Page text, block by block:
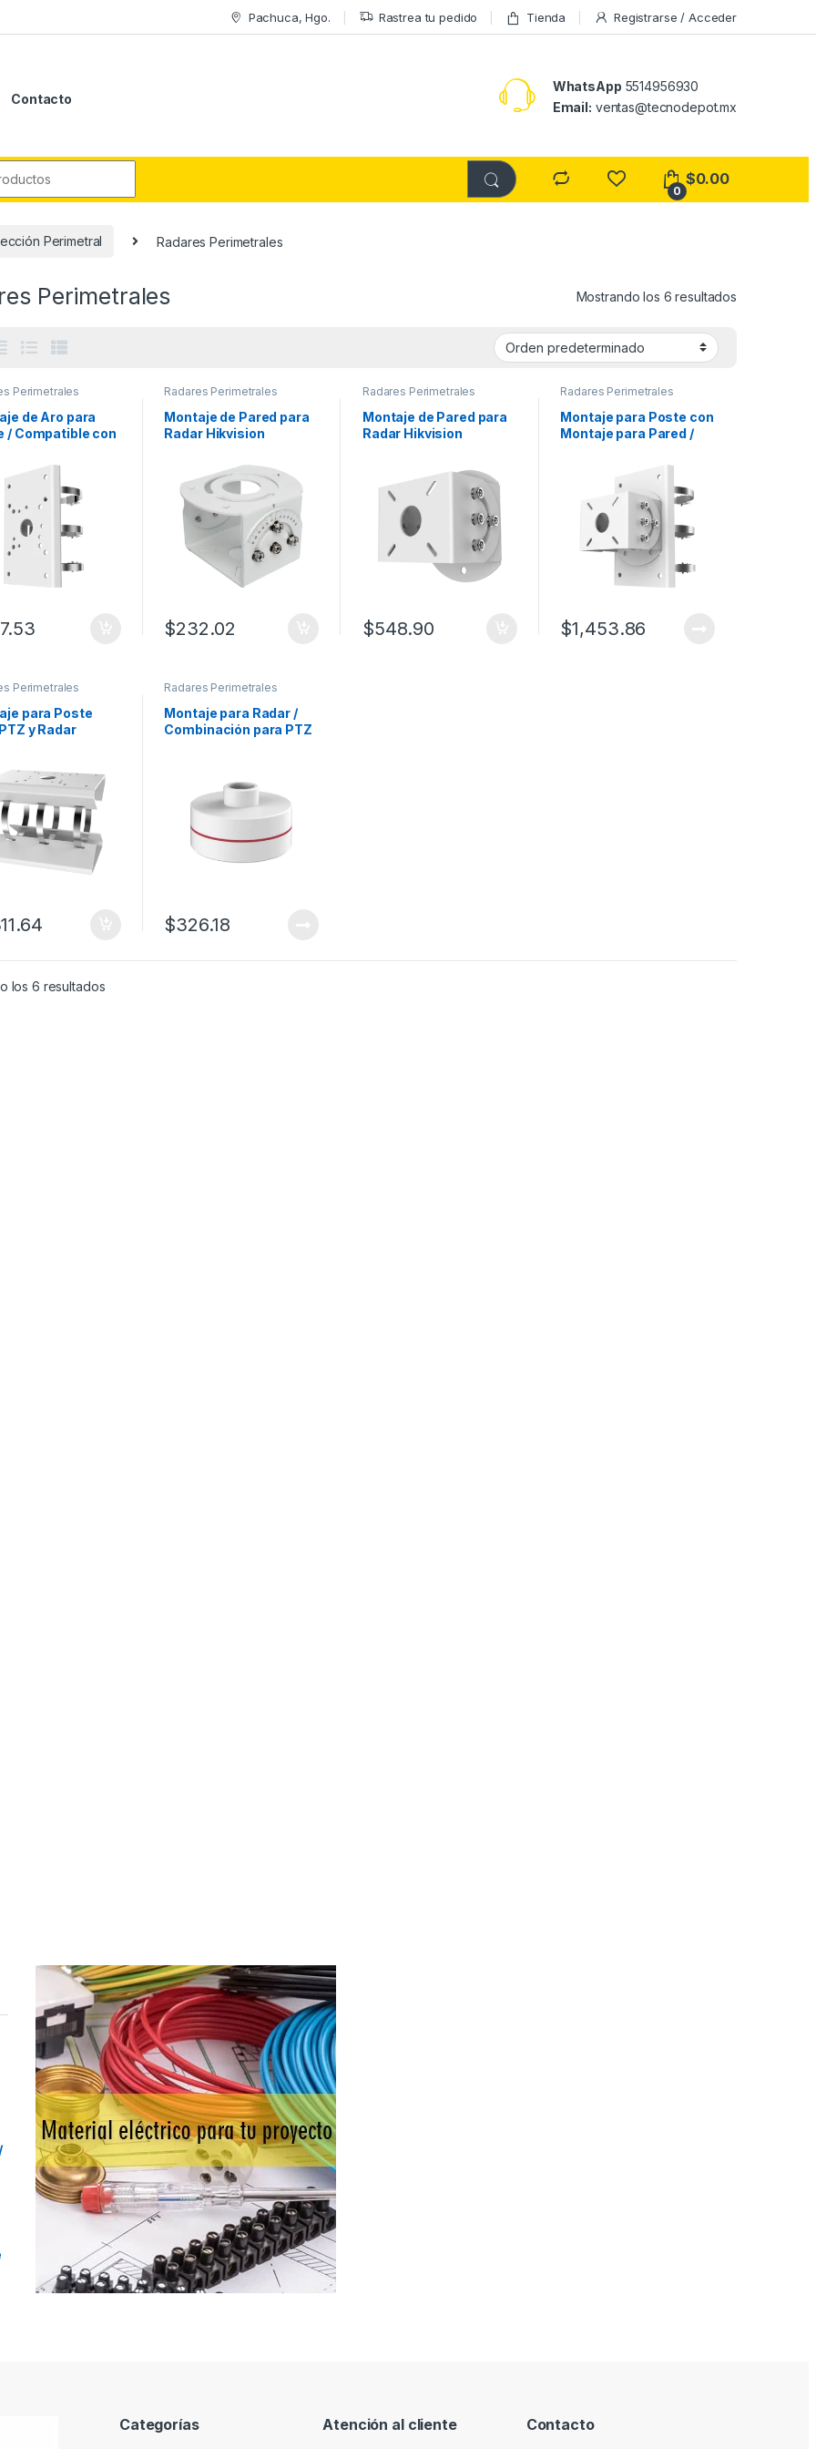
Pachuca, Hgo. Rastrea tu pedido Tienda Registrarse / Acceder
Contacto
WhatsApp 5514956930
Email: ventas@tecnodepot.mx
0
$0.00
Perimetral Radares Perimetrales
Perimetrales Mostrando los 6 resultados
Perimetrales
de Aro para
/ Compatible con
Radares Perimetrales
Montaje de Pared para
Radar Hikvision
$232.02
Radares Perimetrales
Montaje de Pared para
Radar Hikvision
$548.90
Radares Perimetrales
Montaje para Poste con
Montaje para Pared /
$1,453.86
Perimetrales
para Poste
y Radar
Radares Perimetrales
Montaje para Radar /
Combinación para PTZ
$326.18
los 6 resultados
Categorías Atención al cliente Contacto